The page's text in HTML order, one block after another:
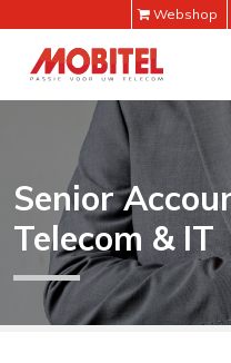
Webshop
Senior
Telecom & IT